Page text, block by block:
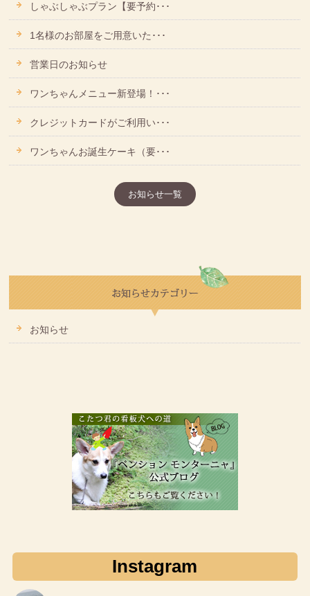
しゃぶしゃぶプラン【要予約･･･
1名様のお部屋をご用意いた･･･
営業日のお知らせ
ワンちゃんメニュー新登場！･･･
クレジットカードがご利用い･･･
ワンちゃんお誕生ケーキ（要･･･
お知らせ一覧
お知らせ
Instagram